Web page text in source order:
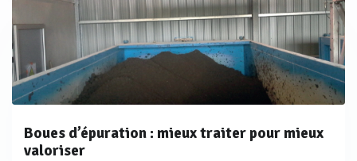
Boues d’épuration : mieux traiter pour mieux
valoriser